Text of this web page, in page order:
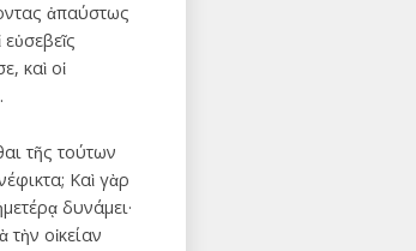
ἀπαύστως
καὶ οἱ
τῆς τούτων
Καὶ γὰρ
δυνάμει·
οἰκείαν